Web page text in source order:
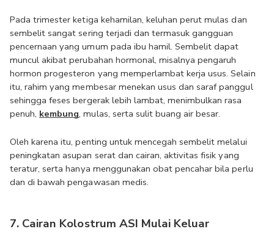
Pada trimester ketiga kehamilan, keluhan perut mulas dan
sembelit sangat sering terjadi dan termasuk gangguan
pencernaan yang umum pada ibu hamil. Sembelit dapat
muncul akibat perubahan hormonal, misalnya pengaruh
hormon progesteron yang memperlambat kerja usus. Selain
itu, rahim yang membesar menekan usus dan saraf panggul
sehingga feses bergerak lebih lambat, menimbulkan rasa
penuh, kembung, mulas, serta sulit buang air besar.
Oleh karena itu, penting untuk mencegah sembelit melalui
peningkatan asupan serat dan cairan, aktivitas fisik yang
teratur, serta hanya menggunakan obat pencahar bila perlu
dan di bawah pengawasan medis.
7. Cairan Kolostrum ASI Mulai Keluar